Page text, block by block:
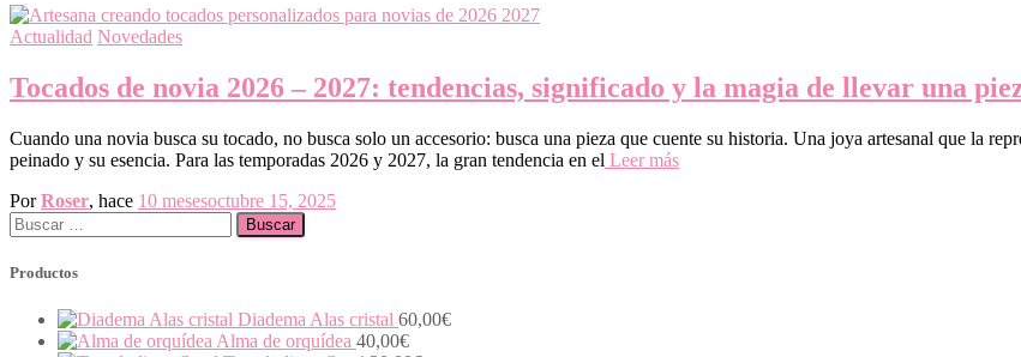
Actualidad Novedades
Tocados de novia 2026 – 2027: tendencias, significado y la magia de llevar una
Cuando una novia busca su tocado, no busca solo un accesorio: busca una pieza que cuente su historia. Una joya artesanal que la
peinado y su esencia. ​Para las temporadas 2026 y 2027, la gran tendencia en el Leer más
PorRoser, hace 10 mesesoctubre 15, 2025
Buscar:
Productos
Diadema Alas cristal 60,00€
Alma de orquídea 40,00€